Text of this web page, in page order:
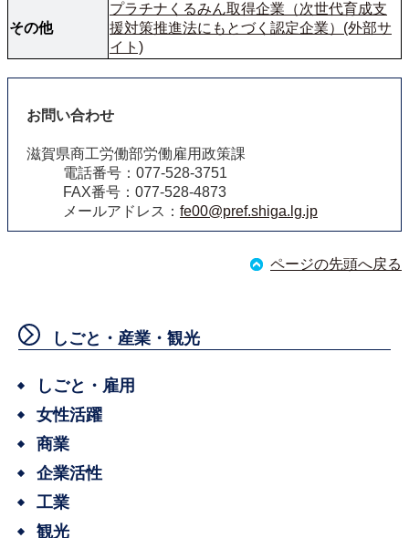
その他
プラチナくるみん取得企業（次世代育成支
援対策推進法にもとづく認定企業）(外部サ
イト)
お問い合わせ
滋賀県商工労働部労働雇用政策課
電話番号：077-528-3751
FAX番号：077-528-4873
メールアドレス： fe00@pref.shiga.lg.jp
ページの先頭へ戻る
しごと・産業・観光
しごと・雇用
女性活躍
商業
企業活性
工業
観光